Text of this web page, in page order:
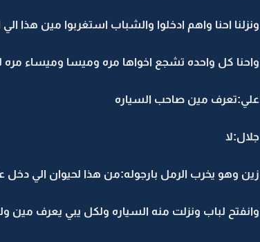
ونزلنا احنا واهم ادخلوا والشباب استغربوا مين
واحنا كل واحده تشجع اخواها مره وميسا وميساء مره
علي:تعرف مين صاحب السياره
جلال:لا
زين وهو يخرب الرمل بارجوله:من هذا لحيوان الي دخل
وانفتح لباب ونزلت منه السياره ولكل يبي يعرف